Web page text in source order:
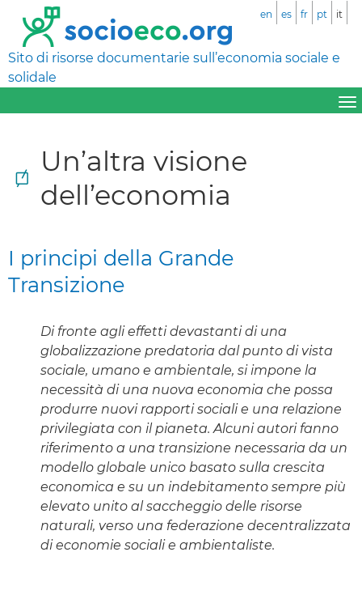
Sito di risorse documentarie sull’economia sociale e
solidale
en es fr pt it
Un’altra visione
dell’economia
I principi della Grande
Transizione
Di fronte agli effetti devastanti di una
globalizzazione predatoria dal punto di vista
sociale, umano e ambientale, si impone la
necessità di una nuova economia che possa
produrre nuovi rapporti sociali e una relazione
privilegiata con il pianeta. Alcuni autori fanno
riferimento a una transizione necessaria da un
modello globale unico basato sulla crescita
economica e su un indebitamento sempre più
elevato unito al saccheggio delle risorse
naturali, verso una federazione decentralizzata
di economie sociali e ambientaliste.